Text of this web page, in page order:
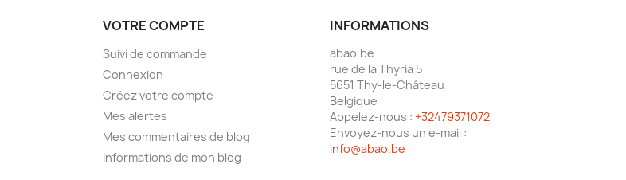
VOTRE COMPTE
Suivi de commande
Connexion
Créez votre compte
Mes alertes
Mes commentaires de blog
Informations de mon blog
INFORMATIONS
abao.be
rue de la Thyria 5
5651 Thy-le-Château
Belgique
Appelez-nous : +32479371072
Envoyez-nous un e-mail :
info@abao.be